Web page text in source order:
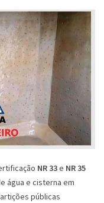
NR 33e NR 35
água e cisterna em
públicas